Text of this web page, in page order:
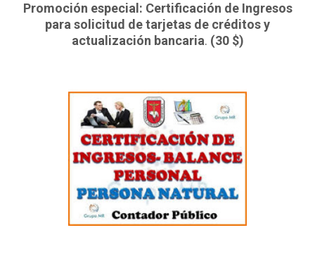
Promoción especial: Certificación de Ingresos
para solicitud de tarjetas de créditos y
actualización bancaria. (30 $)